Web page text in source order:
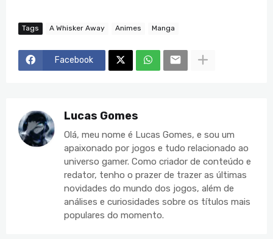
Tags A Whisker Away Animes Manga
Facebook
Lucas Gomes
Olá, meu nome é Lucas Gomes, e sou um
apaixonado por jogos e tudo relacionado ao
universo gamer. Como criador de conteúdo e
redator, tenho o prazer de trazer as últimas
novidades do mundo dos jogos, além de
análises e curiosidades sobre os títulos mais
populares do momento.